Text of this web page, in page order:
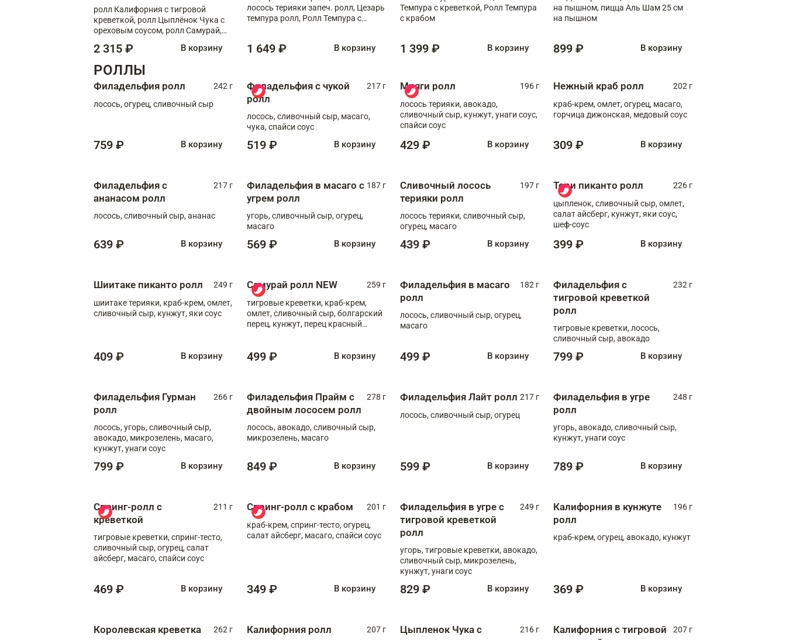
ролл Калифорния с тигровой
креветкой, ролл Цыплёнок Чука с
ореховым соусом, ролл Самурай,
ролл с крабом
2 315 ₽ В корзину
лосось терияки запеч. ролл, Цезарь
темпура ролл, Ролл Темпура с
1 649 ₽ В корзину
Темпура с креветкой, Ролл Темпура
с крабом
1 399 ₽ В корзину
на пышном, пицца Аль Шам 25 см
на пышном
899 ₽ В корзину
РОЛЛЫ
Филадельфия ролл
242 г
лосось, огурец, сливочный сыр
759 ₽ В корзину
Филадельфия с чукой
ролл
217 г
лосось, сливочный сыр, масаго,
чука, спайси соус
519 ₽ В корзину
Мияги ролл
196 г
лосось терияки, авокадо,
сливочный сыр, кунжут, унаги соус,
спайси соус
429 ₽ В корзину
Нежный краб ролл
202 г
краб-крем, омлет, огурец, масаго,
горчица дижонская, медовый соус
309 ₽ В корзину
Филадельфия с
ананасом ролл
217 г
лосось, сливочный сыр, ананас
639 ₽ В корзину
Филадельфия в масаго с
угрем ролл
187 г
угорь, сливочный сыр, огурец,
масаго
569 ₽ В корзину
Сливочный лосось
терияки ролл
197 г
лосось терияки, сливочный сыр,
огурец, масаго
439 ₽ В корзину
Тори пиканто ролл
226 г
цыпленок, сливочный сыр, омлет,
салат айсберг, кунжут, яки соус,
шеф-соус
399 ₽ В корзину
Шиитаке пиканто ролл
249 г
шиитаке терияки, краб-крем, омлет,
сливочный сыр, кунжут, яки соус
409 ₽ В корзину
Самурай ролл NEW
259 г
тигровые креветки, краб-крем,
омлет, сливочный сыр, болгарский
перец, кунжут, перец красный
499 ₽ В корзину
Филадельфия в масаго
ролл
182 г
лосось, сливочный сыр, огурец,
масаго
499 ₽ В корзину
Филадельфия с
тигровой креветкой
ролл
232 г
тигровые креветки, лосось,
сливочный сыр, авокадо
799 ₽ В корзину
Филадельфия Гурман
ролл
266 г
лосось, угорь, сливочный сыр,
авокадо, микрозелень, масаго,
кунжут, унаги соус
799 ₽ В корзину
Филадельфия Прайм с
двойным лососем ролл
278 г
лосось, авокадо, сливочный сыр,
микрозелень, масаго
849 ₽ В корзину
Филадельфия Лайт ролл 217 г
лосось, сливочный сыр, огурец
599 ₽ В корзину
Филадельфия в угре
ролл
248 г
угорь, авокадо, сливочный сыр,
кунжут, унаги соус
789 ₽ В корзину
Спринг-ролл с
креветкой
211 г
тигровые креветки, спринг-тесто,
сливочный сыр, огурец, салат
айсберг, масаго, спайси соус
469 ₽ В корзину
Спринг-ролл с крабом
201 г
краб-крем, спринг-тесто, огурец,
салат айсберг, масаго, спайси соус
349 ₽ В корзину
Филадельфия в угре с
тигровой креветкой
ролл
249 г
угорь, тигровые креветки, авокадо,
сливочный сыр, микрозелень,
кунжут, унаги соус
829 ₽ В корзину
Калифорния в кунжуте
ролл
196 г
краб-крем, огурец, авокадо, кунжут
369 ₽ В корзину
Королевская креветка
262 г Калифорния ролл 207 г
Цыпленок Чука с
216 г
Калифорния с тигровой
207 г